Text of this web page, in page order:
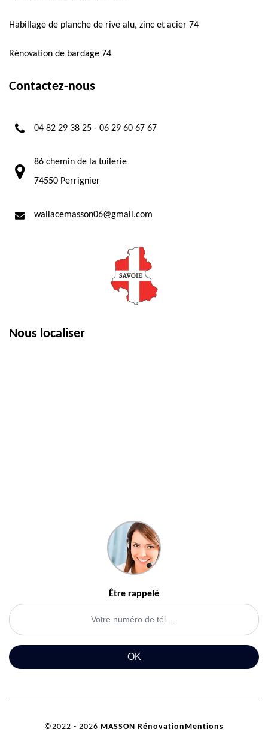
Habillage de planche de rive alu, zinc et acier 74
Rénovation de bardage 74
Contactez-nous
04 82 29 38 25 - 06 29 60 67 67
86 chemin de la tuilerie
74550 Perrignier
wallacemasson06@gmail.com
Nous localiser
Être rappelé
©2022 - 2026 MASSON Rénovation Mentions